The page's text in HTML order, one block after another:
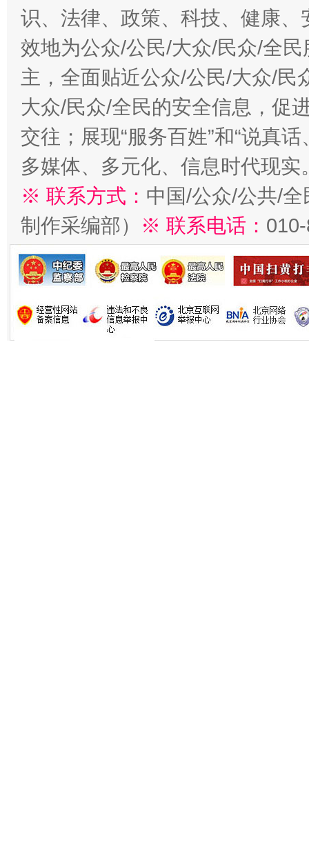
识、法律、政策、科技、健康
效地为公众/公民/大众/民众/全
主，全面贴近公众/公民/大众/民
大众/民众/全民的安全信息，促
交往；展现“服务百姓”和“说真
多媒体、多元化、信息时代现实
※ 联系方式： 中国/公众/公共/
制作采编部）
※ 联系电话：